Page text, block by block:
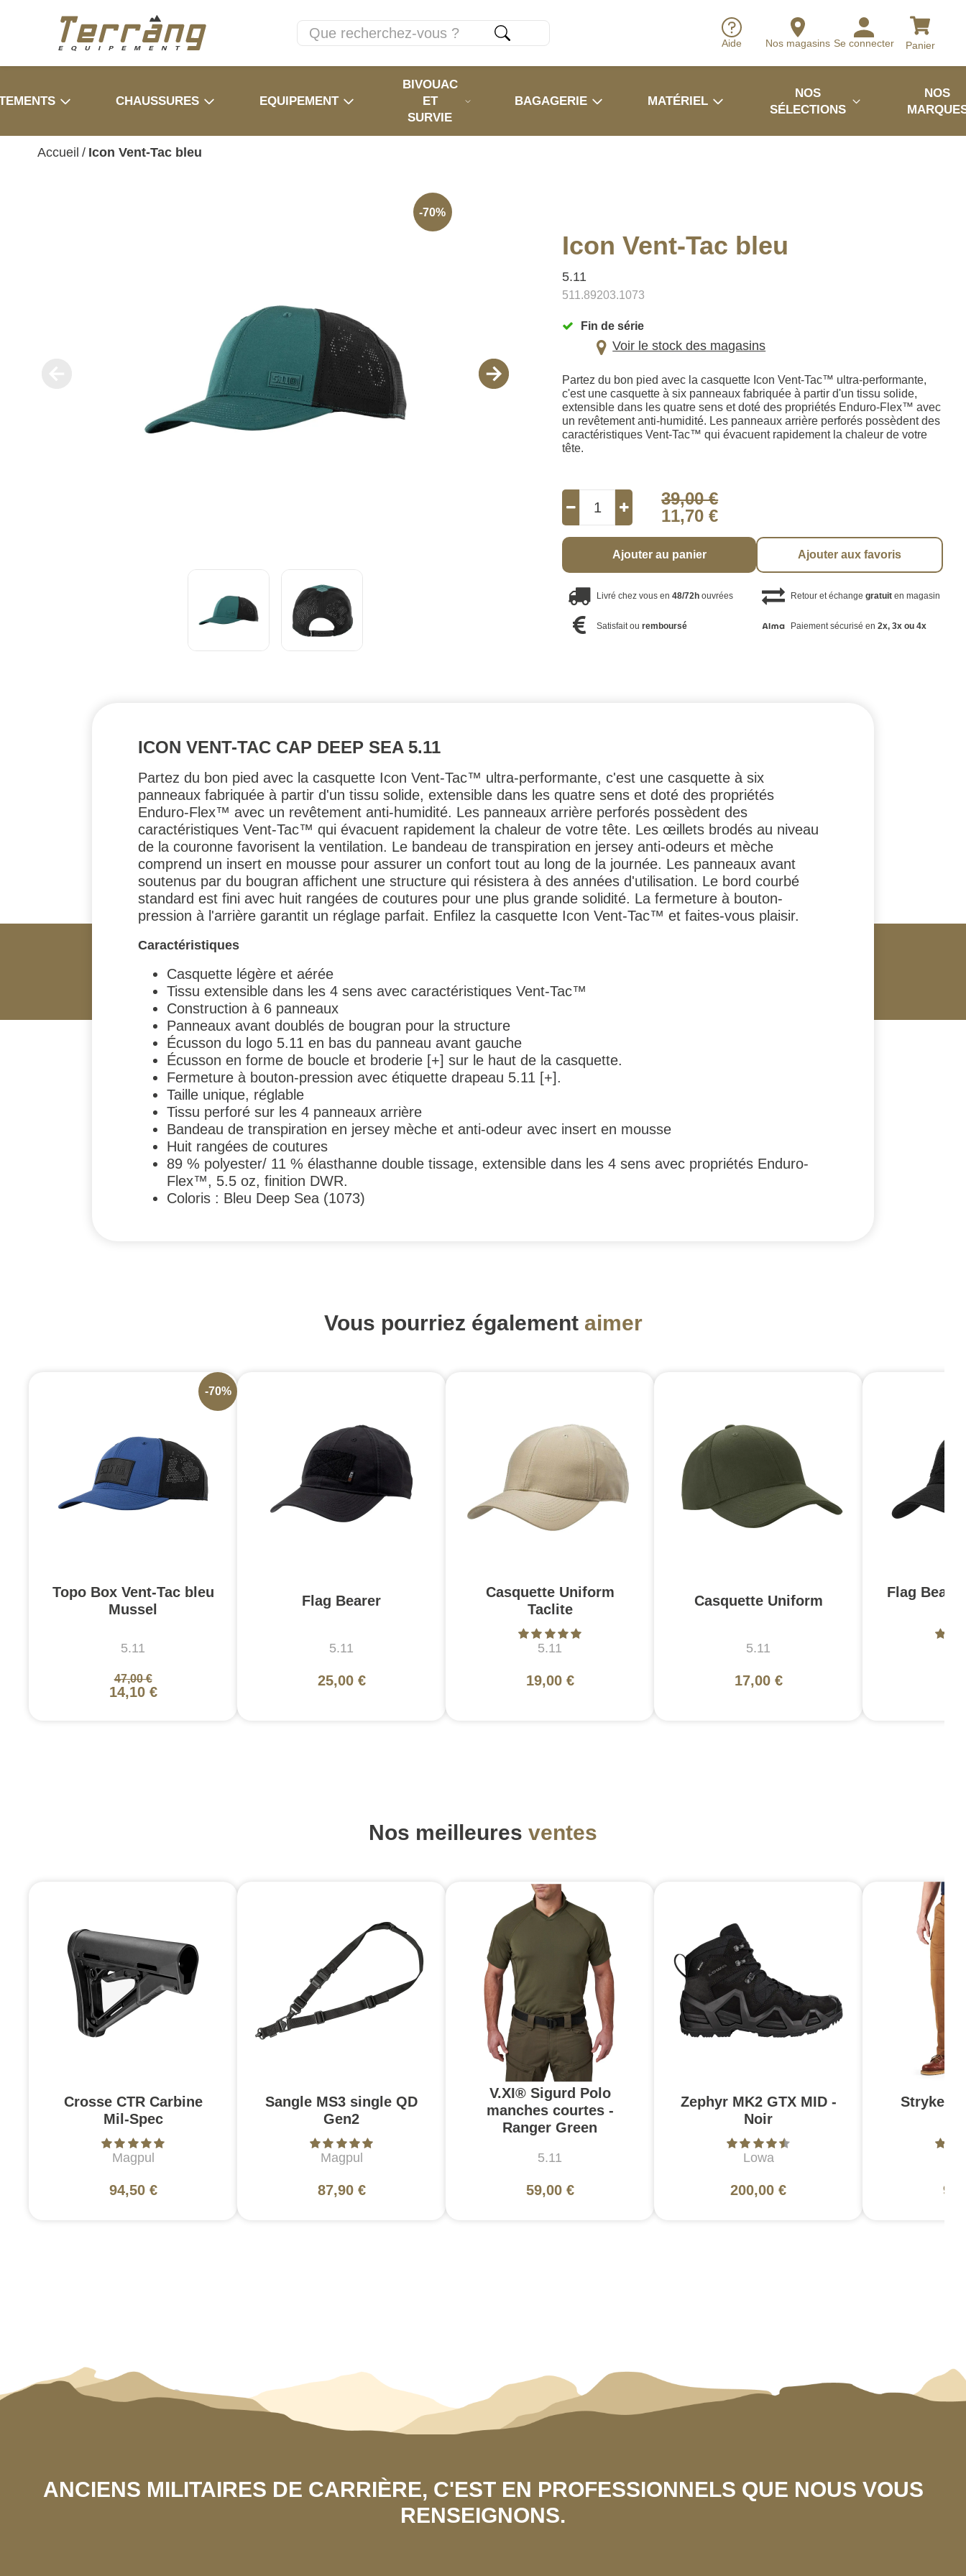
Aide Nos magasins Se connecter Panier
CHAUSSURES EQUIPEMENT
BIVOUAC
ET
SURVIE
BAGAGERIE MATÉRIEL
NOS
SÉLECTIONS
NOS
Accueil / Icon Vent-Tac bleu
-70%
Icon Vent-Tac bleu
5.11
511.89203.1073
Fin de série
Voir le stock des magasins
Partez du bon pied avec la casquette Icon Vent-Tac™ ultra-performante,
c'est une casquette à six panneaux fabriquée à partir d'un tissu solide,
extensible dans les quatre sens et doté des propriétés Enduro-Flex™ avec
un revêtement anti-humidité. Les panneaux arrière perforés possèdent des
caractéristiques Vent-Tac™ qui évacuent rapidement la chaleur de votre
tête.
39,00 €
11,70 €
Ajouter au panier Ajouter aux favoris
Livré chez vous en48/72h ouvrées Retour et échange gratuiten magasin
Satisfait ouremboursé Paiement sécurisé en 2x, 3x ou 4x
ICON VENT-TAC CAP DEEP SEA 5.11
Partez du bon pied avec la casquette Icon Vent-Tac™ ultra-performante, c'est une casquette à six
panneaux fabriquée à partir d'un tissu solide, extensible dans les quatre sens et doté des propriétés
Enduro-Flex™ avec un revêtement anti-humidité. Les panneaux arrière perforés possèdent des
caractéristiques Vent-Tac™ qui évacuent rapidement la chaleur de votre tête. Les œillets brodés au niveau
de la couronne favorisent la ventilation. Le bandeau de transpiration en jersey anti-odeurs et mèche
comprend un insert en mousse pour assurer un confort tout au long de la journée. Les panneaux avant
soutenus par du bougran affichent une structure qui résistera à des années d'utilisation. Le bord courbé
standard est fini avec huit rangées de coutures pour une plus grande solidité. La fermeture à bouton-
pression à l'arrière garantit un réglage parfait. Enfilez la casquette Icon Vent-Tac™ et faites-vous plaisir.
Caractéristiques
Casquette légère et aérée
Tissu extensible dans les 4 sens avec caractéristiques Vent-Tac™
Construction à 6 panneaux
Panneaux avant doublés de bougran pour la structure
Écusson du logo 5.11 en bas du panneau avant gauche
Écusson en forme de boucle et broderie [+] sur le haut de la casquette.
Fermeture à bouton-pression avec étiquette drapeau 5.11 [+].
Taille unique, réglable
Tissu perforé sur les 4 panneaux arrière
Bandeau de transpiration en jersey mèche et anti-odeur avec insert en mousse
Huit rangées de coutures
89 % polyester/ 11 % élasthanne double tissage, extensible dans les 4 sens avec propriétés Enduro-
Flex™, 5.5 oz, finition DWR.
Coloris : Bleu Deep Sea (1073)
Vous pourriez également aimer
Topo Box Vent-Tac bleu
Mussel
5.11
47,00 €
14,10 €
-70%
Flag Bearer
5.11
25,00 €
Casquette Uniform
Taclite
5.11
19,00 €
Casquette Uniform
5.11
17,00 €
Flag
Nos meilleures ventes
Crosse CTR Carbine
Mil-Spec
Magpul
94,50 €
Sangle MS3 single QD
Gen2
Magpul
87,90 €
V.XI® Sigurd Polo
manches courtes -
Ranger Green
5.11
59,00 €
Zephyr MK2 GTX MID -
Noir
Lowa
200,00 €
Stryke
ANCIENS MILITAIRES DE CARRIÈRE, C'EST EN PROFESSIONNELS QUE NOUS VOUS
RENSEIGNONS.